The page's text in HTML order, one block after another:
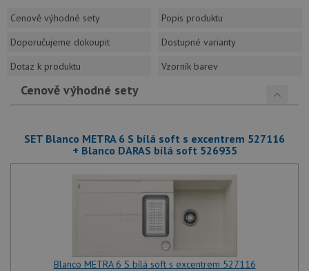
Cenově výhodné sety
Popis produktu
Doporučujeme dokoupit
Dostupné varianty
Dotaz k produktu
Vzorník barev
Cenově výhodné sety
SET Blanco METRA 6 S bílá soft s excentrem 527116
+ Blanco DARAS bílá soft 526935
Blanco METRA 6 S bílá soft s excentrem 527116